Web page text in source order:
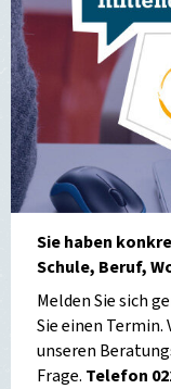
Sie haben
Schule, Beruf,
Melden Sie sich
Sie einen
unseren
Frage. Telefon